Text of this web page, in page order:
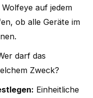
Wolfeye auf jedem
ob alle Geräte im
darf das
Zweck?
Einheitliche